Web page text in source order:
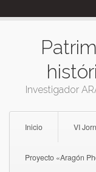
to
Investigador
Inicio VI
Proyecto «Aragón